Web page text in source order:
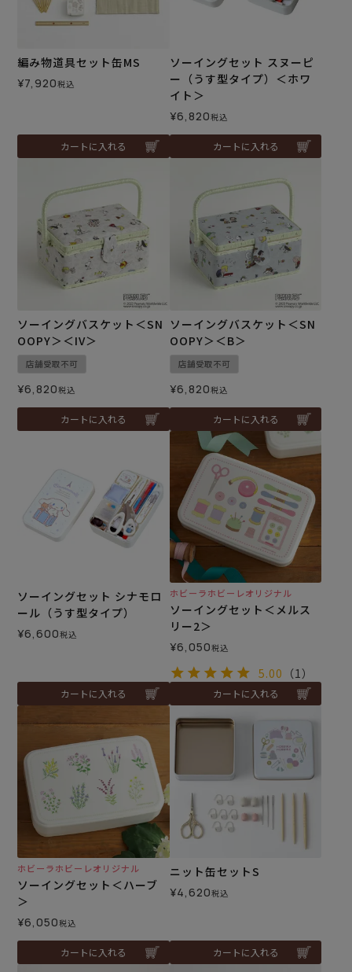
編み物道具セット缶MS
¥7,920税込
カートに入れる
ソーイングセット スヌーピ
ー（うす型タイプ）＜ホワ
イト＞
¥6,820税込
カートに入れる
ソーイングバスケット＜SN
OOPY＞＜IV＞
店舗受取不可
¥6,820税込
カートに入れる
ソーイングバスケット＜SN
OOPY＞＜B＞
店舗受取不可
¥6,820税込
カートに入れる
ソーイングセット シナモロ
ール（うす型タイプ）
¥6,600税込
カートに入れる
ホビーラホビーレオリジナル
ソーイングセット＜メルス
リー2＞
¥6,050税込
5.00 （1）
カートに入れる
ホビーラホビーレオリジナル
ソーイングセット＜ハーブ
＞
¥6,050税込
カートに入れる
ニット缶セットS
¥4,620税込
カートに入れる